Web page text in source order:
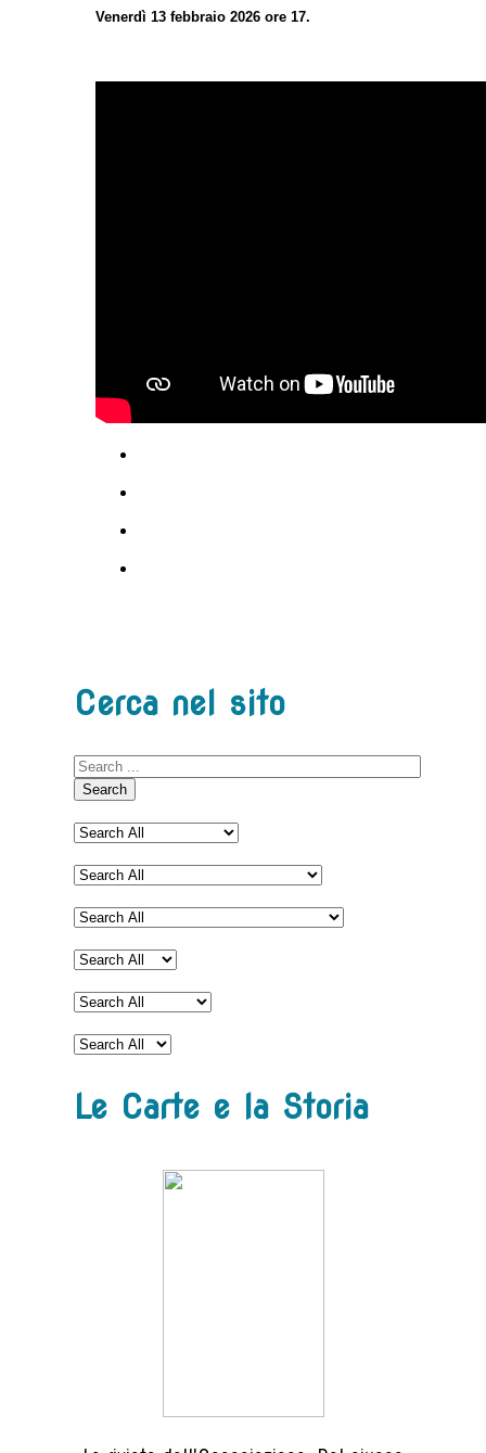
Venerdì 13 febbraio 2026 ore 17.
Cerca nel sito
Search
Le Carte e la Storia